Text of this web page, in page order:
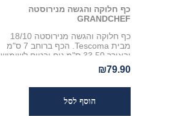
כף חלוקה והגשה מנירוסטה
GRANDCHEF
כף חלוקה והגשה מנירוסטה 18/10
מבית Tescoma. הכף ברוחב 7 ס"מ
ובאורך 33.50 ס"מ נוח ובטוח לשימוש.
מתנקה בקלות, מתאים למדיח כלים
ועמידה לאורך שנים
₪79.90